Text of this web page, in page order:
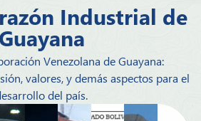
Industrial de
Guayana
Venezolana de Guayana:
valores, y demás aspectos para el
del país.